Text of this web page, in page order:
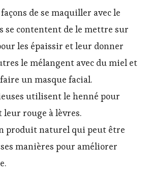
de se maquiller avec le
se contentent de le mettre sur
les épaissir et leur donner
le mélangent avec du miel et
un masque facial.
utilisent le henné pour
rouge à lèvres.
produit naturel qui peut être
manières pour améliorer